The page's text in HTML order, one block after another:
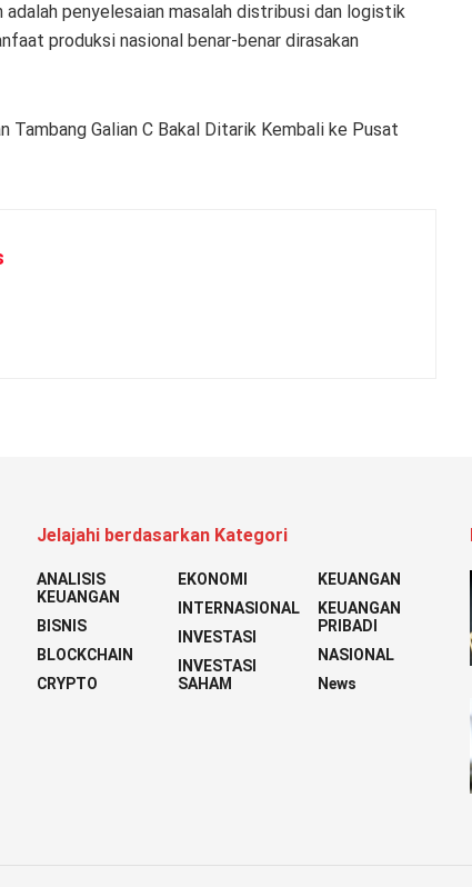
penyelesaian masalah distribusi dan logistik
produksi nasional benar-benar dirasakan
Tambang Galian C Bakal Ditarik Kembali ke Pusat
Jelajahi berdasarkan Kategori
ANALISIS
KEUANGAN
BISNIS
BLOCKCHAIN
CRYPTO
EKONOMI
INTERNASIONAL
INVESTASI
INVESTASI
SAHAM
KEUANGAN
KEUANGAN
PRIBADI
NASIONAL
News